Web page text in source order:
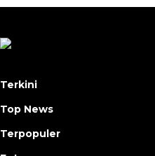
Terkini
Top News
Terpopuler